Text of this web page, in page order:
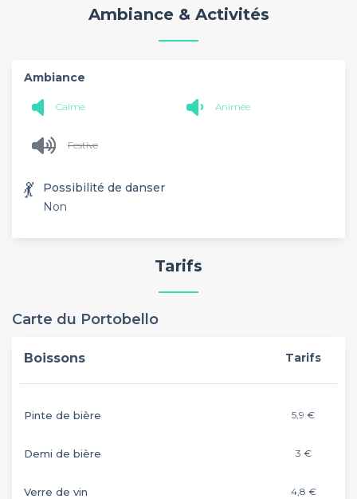
Ambiance & Activités
Ambiance
Calme Animée
Festive
💃
Possibilité de danser
Non
Tarifs
Carte du Portobello
Boissons Tarifs
Pinte de bière 5,9 €
Demi de bière 3 €
Verre de vin 4,8 €